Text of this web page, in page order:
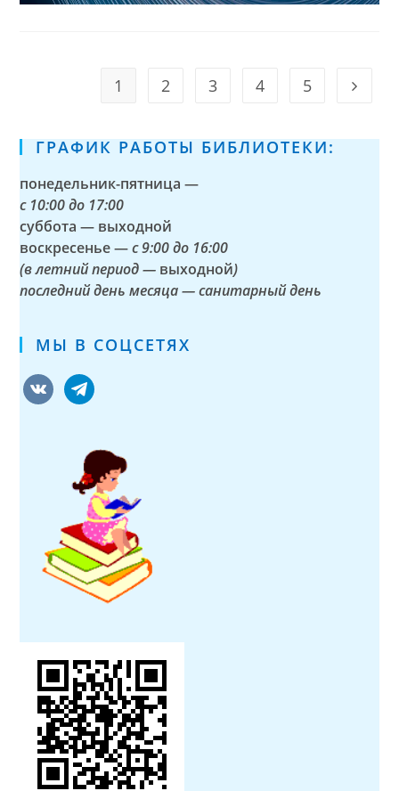
1 2 3 4 5 Go to
ГРАФИК РАБОТЫ БИБЛИОТЕКИ:
понедельник-пятница —
с 10:00 до 17:00
суббота — выходной
воскресенье —с 9:00 до 16:00
(в летний период — выходной)
последний день месяца — санитарный день
МЫ В СОЦСЕТЯХ
vkontaktetelegram